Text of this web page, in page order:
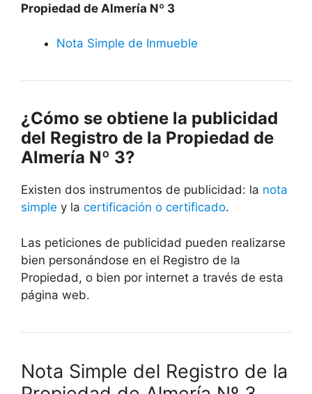
Propiedad de Almería Nº 3
Nota Simple de Inmueble
¿Cómo se obtiene la publicidad
del Registro de la Propiedad de
Almería Nº 3?
Existen dos instrumentos de publicidad: la nota
simple y la certificación o certificado.
Las peticiones de publicidad pueden realizarse
bien personándose en el Registro de la
Propiedad, o bien por internet a través de esta
página web.
Nota Simple del Registro de la